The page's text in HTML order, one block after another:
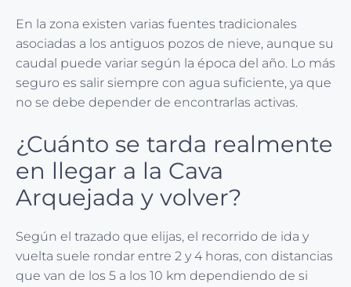
En la zona existen varias fuentes tradicionales
asociadas a los antiguos pozos de nieve, aunque su
caudal puede variar según la época del año. Lo más
seguro es salir siempre con agua suficiente, ya que
no se debe depender de encontrarlas activas.
¿Cuánto se tarda realmente
en llegar a la Cava
Arquejada y volver?
Según el trazado que elijas, el recorrido de ida y
vuelta suele rondar entre 2 y 4 horas, con distancias
que van de los 5 a los 10 km dependiendo de si